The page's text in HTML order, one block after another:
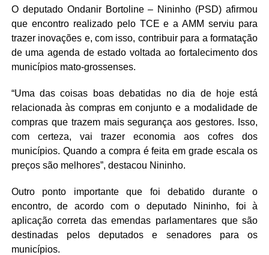
O deputado Ondanir Bortoline – Nininho (PSD) afirmou
que encontro realizado pelo TCE e a AMM serviu para
trazer inovações e, com isso, contribuir para a formatação
de uma agenda de estado voltada ao fortalecimento dos
municípios mato-grossenses.
“Uma das coisas boas debatidas no dia de hoje está
relacionada às compras em conjunto e a modalidade de
compras que trazem mais segurança aos gestores. Isso,
com certeza, vai trazer economia aos cofres dos
municípios. Quando a compra é feita em grade escala os
preços são melhores”, destacou Nininho.
Outro ponto importante que foi debatido durante o
encontro, de acordo com o deputado Nininho, foi à
aplicação correta das emendas parlamentares que são
destinadas pelos deputados e senadores para os
municípios.